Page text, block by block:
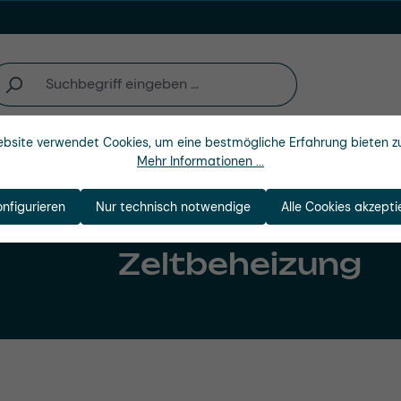
Unternehmen
Zeltbeheizung
verwendet Cookies, um eine bestmögliche Erfahrung bieten
Mehr Informationen ...
Nur technisch notwendige Alle Cookies